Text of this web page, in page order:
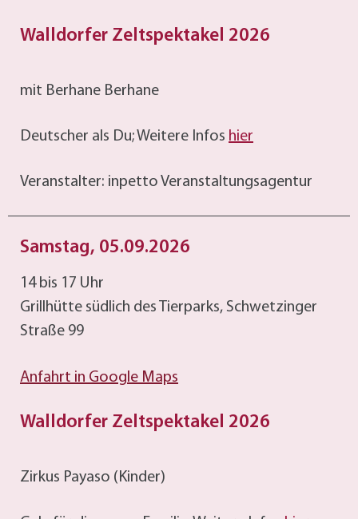
Walldorfer Zeltspektakel 2026
mit Berhane Berhane
Deutscher als Du; Weitere Infos hier
Veranstalter: inpetto Veranstaltungsagentur
Samstag, 05.09.2026
14 bis 17 Uhr
Grillhütte südlich des Tierparks, Schwetzinger
Straße 99
Anfahrt in Google Maps
Walldorfer Zeltspektakel 2026
Zirkus Payaso (Kinder)